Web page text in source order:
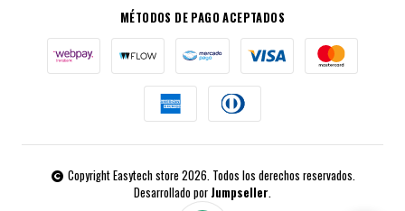
MÉTODOS DE PAGO ACEPTADOS
Copyright Easytech store 2026. Todos los derechos reservados.
Desarrollado por Jumpseller.